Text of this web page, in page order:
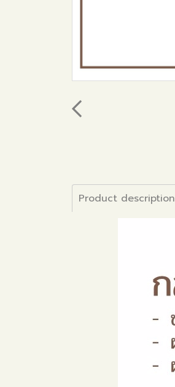
Product description